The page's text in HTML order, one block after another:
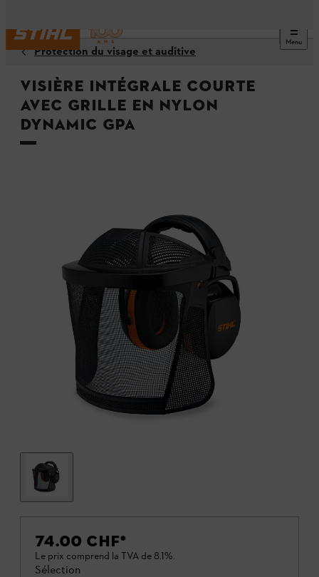
Menu
Protection du visage et auditive
Visière intégrale courte
avec grille en nylon
DYNAMIC GPA
74.00 CHF*
Le prix comprend la TVA de 8.1%.
Sélection